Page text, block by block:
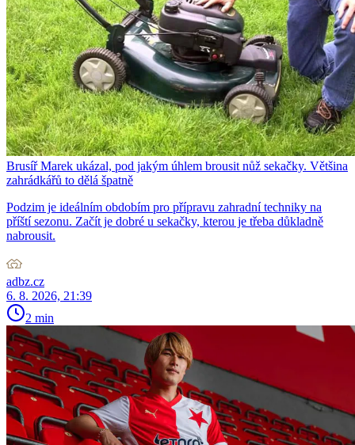
Brusíř Marek ukázal, pod jakým úhlem brousit nůž sekačky. Většina
zahrádkářů to dělá špatně
Podzim je ideálním obdobím pro přípravu zahradní techniky na
příští sezonu. Začít je dobré u sekačky, kterou je třeba důkladně
nabrousit.
adbz.cz
6. 8. 2026, 21:39
2 min